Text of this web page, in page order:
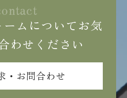
ムについてお気
わせください
・お問合わせ